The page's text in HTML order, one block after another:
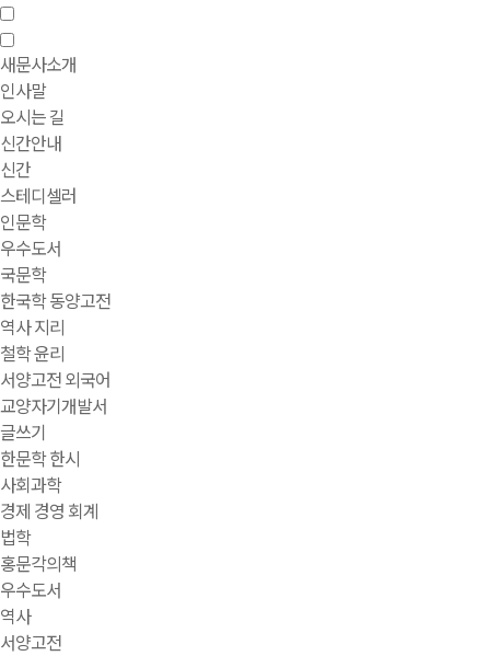
새문사소개
인사말
오시는 길
신간안내
신간
스테디셀러
인문학
우수도서
국문학
한국학 동양고전
역사 지리
철학 윤리
서양고전 외국어
교양자기개발서
글쓰기
한문학 한시
사회과학
경제 경영 회계
법학
홍문각의책
우수도서
역사
서양고전